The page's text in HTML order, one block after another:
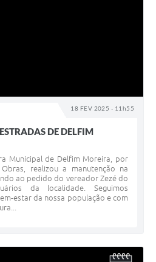
18 FEV 2025 - 11h55
DE DELFIM
Municipal de Delfim Moreira, por
realizou a manutenção na
ao pedido do vereador Zezé do
da localidade. Seguimos
estar da nossa população e com